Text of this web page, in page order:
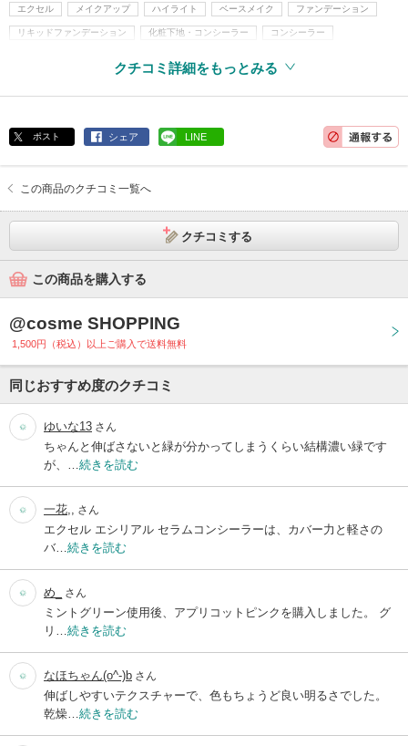
エクセル メイクアップ ハイライト ベースメイク ファンデーション
リキッドファンデーション 化粧下地・コンシーラー コンシーラー
クチコミ詳細をもっとみる
ポスト シェア LINE
この商品のクチコミ一覧へ
クチコミする
この商品を購入する
@cosme SHOPPING
1,500円（税込）以上ご購入で送料無料
同じおすすめ度のクチコミ
ゆいな13 さん
ちゃんと伸ばさないと緑が分かってしまうくらい結構濃い緑です
が、… 続きを読む
一花,, さん
エクセル エシリアル セラムコンシーラーは、カバー力と軽さの
バ… 続きを読む
め_ さん
ミントグリーン使用後、アプリコットピンクを購入しました。 グ
リ… 続きを読む
なほちゃん(o^-)b さん
伸ばしやすいテクスチャーで、色もちょうど良い明るさでした。
乾燥… 続きを読む